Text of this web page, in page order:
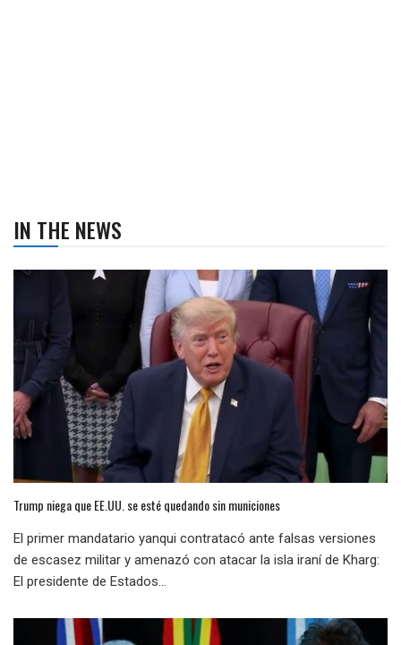
IN THE NEWS
Trump niega que EE.UU. se esté quedando sin municiones
El primer mandatario yanqui contratacó ante falsas versiones
de escasez militar y amenazó con atacar la isla iraní de Kharg:
El presidente de Estados...